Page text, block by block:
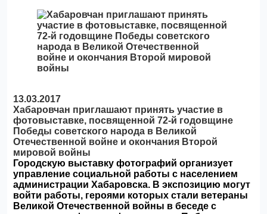
13.03.2017
Хабаровчан приглашают принять участие в
фотовыставке, посвященной 72-й годовщине
Победы советского народа в Великой
Отечественной войне и окончания Второй
мировой войны
Городскую выставку фотографий организует
управление социальной работы с населением
администрации Хабаровска. В экспозицию могут
войти работы, героями которых стали ветераны
Великой Отечественной войны в беседе с